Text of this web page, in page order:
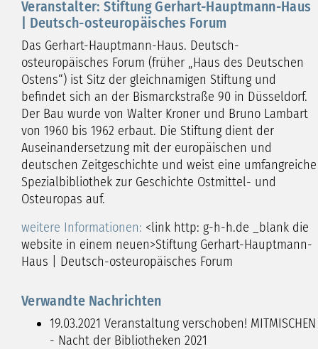
Veranstalter: Stiftung Gerhart-Hauptmann-Haus
| Deutsch-osteuropäisches Forum
Das Gerhart-Hauptmann-Haus. Deutsch-
osteuropäisches Forum (früher „Haus des Deutschen
Ostens“) ist Sitz der gleichnamigen Stiftung und
befindet sich an der Bismarckstraße 90 in Düsseldorf.
Der Bau wurde von Walter Kroner und Bruno Lambart
von 1960 bis 1962 erbaut. Die Stiftung dient der
Auseinandersetzung mit der europäischen und
deutschen Zeitgeschichte und weist eine umfangreiche
Spezialbibliothek zur Geschichte Ostmittel- und
Osteuropas auf.
weitere Informationen: <link http: g-h-h.de _blank die
website in einem neuen>Stiftung Gerhart-Hauptmann-
Haus | Deutsch-osteuropäisches Forum
Verwandte Nachrichten
19.03.2021 Veranstaltung verschoben! MITMISCHEN
- Nacht der Bibliotheken 2021